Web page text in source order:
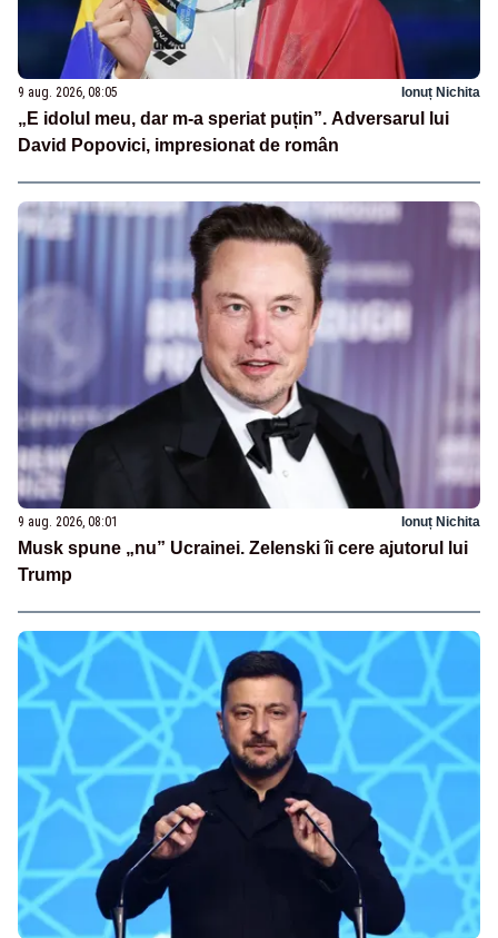
9 aug. 2026, 08:05 Ionuț Nichita
„E idolul meu, dar m-a speriat puțin”. Adversarul lui
David Popovici, impresionat de român
9 aug. 2026, 08:01 Ionuț Nichita
Musk spune „nu” Ucrainei. Zelenski îi cere ajutorul lui
Trump